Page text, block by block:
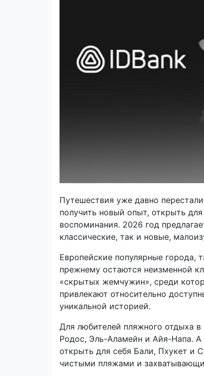
Путешествия уже давно
получить новый опыт, открыть
воспоминания. 2026 год
классические, так и новые,
Европейские популярные
прежнему остаются неизменной
«скрытых жемчужин», среди
привлекают относительно
уникальной историей.
Для любителей пляжного отдыха
Родос, Эль-Аламейн и Айя-Напа. А
открыть для себя Бали, Пхукет и
чистыми пляжами и